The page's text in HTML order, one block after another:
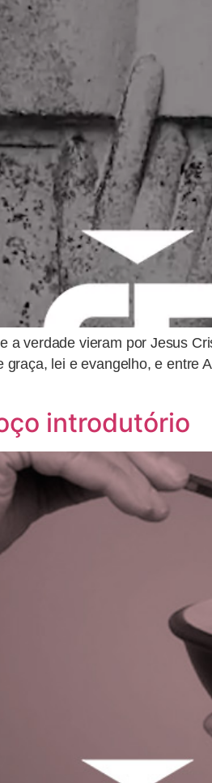
a verdade vieram por Jesus
lei e evangelho, e entre
introdutório